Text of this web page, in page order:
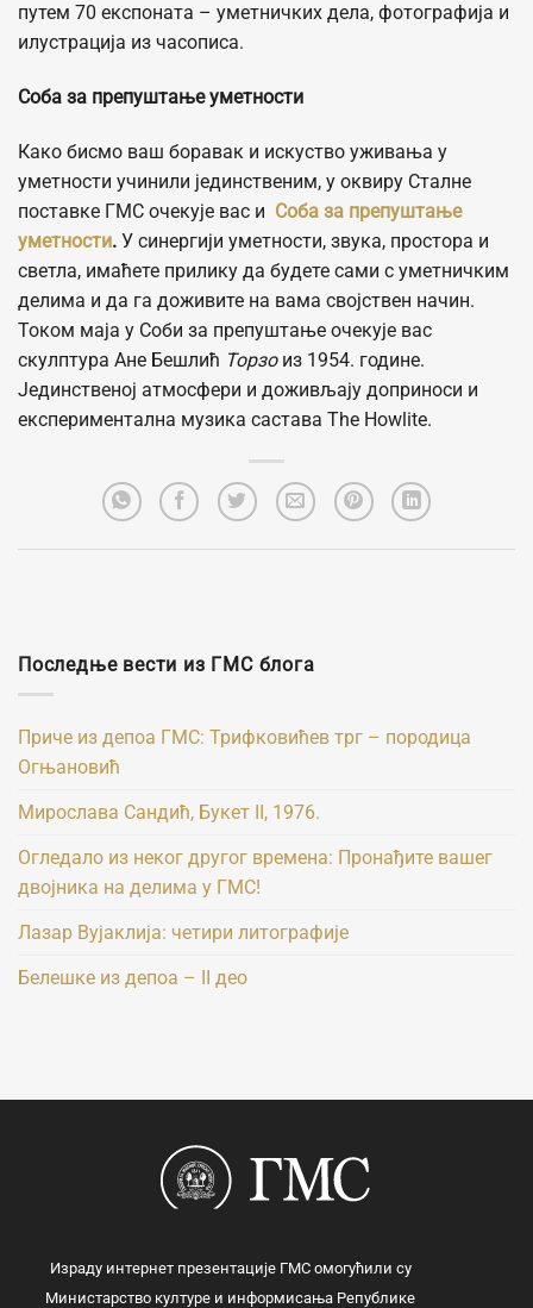
путем 70 експоната – уметничких дела, фотографија и
илустрација из часописа.
Соба за препуштање уметности
Како бисмо ваш боравак и искуство уживања у
уметности учинили јединственим, у оквиру Сталне
поставке ГМС очекује вас и Соба за препуштање
уметности. У синергији уметности, звука, простора и
светла, имаћете прилику да будете сами с уметничким
делима и да га доживите на вама својствен начин.
Током маја у Соби за препуштање очекује вас
скулптура Ане Бешлић Торзоиз 1954. године.
Јединственој атмосфери и доживљају доприноси и
експериментална музика састава The Howlite.
Последње вести из ГМС блога
Приче из депоа ГМС: Трифковићев трг – породица
Огњановић
Мирослава Сандић, Букет II, 1976.
Огледало из неког другог времена: Пронађите вашег
двојника на делима у ГМС!
Лазар Вујаклија: четири литографије
Белешке из депоа – II део
Израду интернет презентације ГМС омогућили су
Министарство културе и информисања Републике